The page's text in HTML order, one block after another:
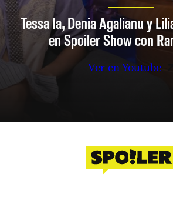
Tessa Ia, Denia Agalianu y
en Spoiler Show con
Ver en Youtube